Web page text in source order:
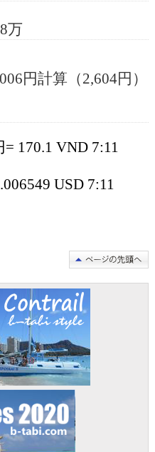
万
円計算（2,604円）
170.1 VND 7:11
USD 7:11